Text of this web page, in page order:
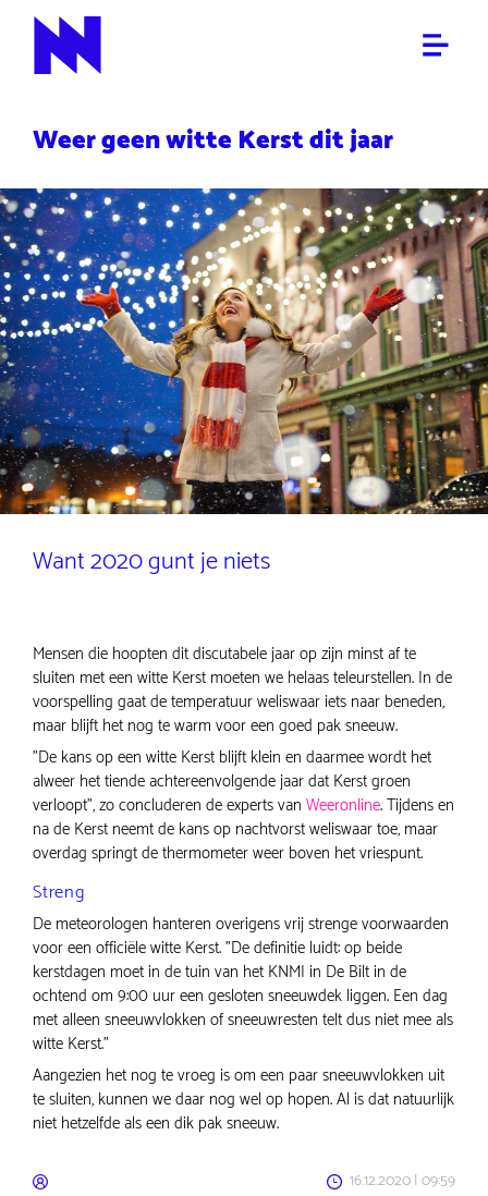
ALGEMEEN
Weer geen witte Kerst dit jaar
Want 2020 gunt je niets
Mensen die hoopten dit discutabele jaar op zijn minst af te
sluiten met een witte Kerst moeten we helaas teleurstellen. In de
voorspelling gaat de temperatuur weliswaar iets naar beneden,
maar blijft het nog te warm voor een goed pak sneeuw.
"De kans op een witte Kerst blijft klein en daarmee wordt het
alweer het tiende achtereenvolgende jaar dat Kerst groen
verloopt", zo concluderen de experts van Weeronline. Tijdens en
na de Kerst neemt de kans op nachtvorst weliswaar toe, maar
overdag springt de thermometer weer boven het vriespunt.
Streng
De meteorologen hanteren overigens vrij strenge voorwaarden
voor een officiële witte Kerst. "De definitie luidt: op beide
kerstdagen moet in de tuin van het KNMI in De Bilt in de
ochtend om 9:00 uur een gesloten sneeuwdek liggen. Een dag
met alleen sneeuwvlokken of sneeuwresten telt dus niet mee als
witte Kerst."
Aangezien het nog te vroeg is om een paar sneeuwvlokken uit
te sluiten, kunnen we daar nog wel op hopen. Al is dat natuurlijk
niet hetzelfde als een dik pak sneeuw.
16.12.2020 | 09:59